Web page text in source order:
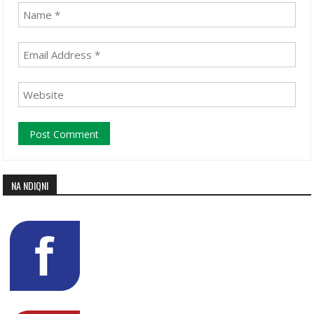
NA NDIQNI